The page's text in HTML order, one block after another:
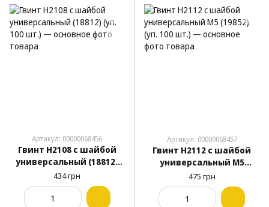
Артикул: 00000068456
Гвинт H2108 с шайбой
универсальный (18812)
(уп. 100 шт.)
434 грн
Артикул: 00000068457
Гвинт H2112 с шайбой
универсальный M5
(19852) (уп. 100 шт.)
475 грн